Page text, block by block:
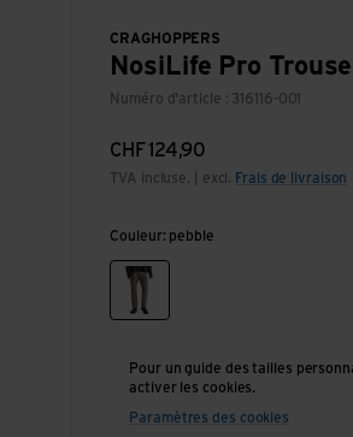
CRAGHOPPERS
NosiLife Pro
Numéro d'article : 316116-001
CHF124,90
TVA incluse. | excl. Frais de livraison
Couleur: pebble
pebble
Pour un guide des tailles
activer les cookies.
Paramètres des cookies